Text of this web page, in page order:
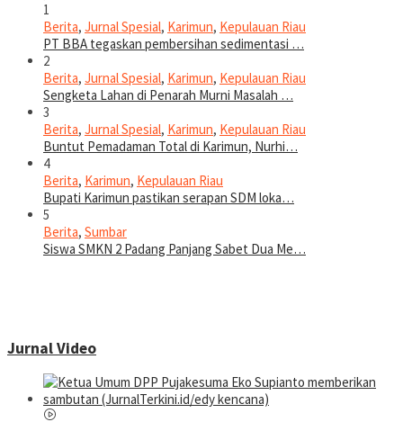
1
Berita, Jurnal Spesial, Karimun, Kepulauan Riau
PT BBA tegaskan pembersihan sedimentasi …
2
Berita, Jurnal Spesial, Karimun, Kepulauan Riau
Sengketa Lahan di Penarah Murni Masalah …
3
Berita, Jurnal Spesial, Karimun, Kepulauan Riau
Buntut Pemadaman Total di Karimun, Nurhi…
4
Berita, Karimun, Kepulauan Riau
Bupati Karimun pastikan serapan SDM loka…
5
Berita, Sumbar
Siswa SMKN 2 Padang Panjang Sabet Dua Me…
Jurnal Video